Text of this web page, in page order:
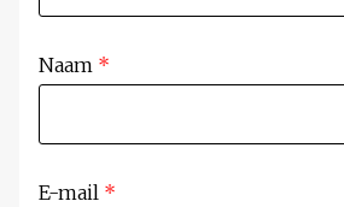
Naam *
E-mail *